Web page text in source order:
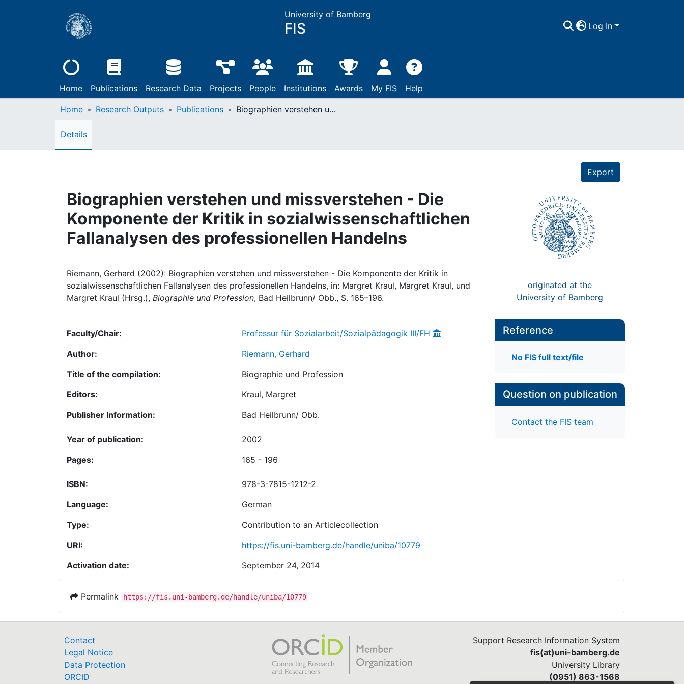
University of Bamberg
FIS Log In
Home Publications Research Data Projects People Institutions Awards My FIS Help
Home Research Outputs Publications Biographien verstehen und missverstehen - Die Komponente der Kritik in sozialwissenschaftlichen Fallanalysen des professionellen Handelns
Details
Export
Biographien verstehen und missverstehen - Die
Komponente der Kritik in sozialwissenschaftlichen
Fallanalysen des professionellen Handelns
Riemann, Gerhard (2002): Biographien verstehen und missverstehen - Die Komponente der Kritik in
sozialwissenschaftlichen Fallanalysen des professionellen Handelns, in: Margret Kraul, Margret Kraul, und
Margret Kraul (Hrsg.), Biographie und Profession, Bad Heilbrunn/ Obb., S. 165–196.
originated at the
University of Bamberg
Faculty/Chair:
Professur für Sozialarbeit/Sozialpädagogik III/FH
Author:
Riemann, Gerhard
Title of the compilation:
Biographie und Profession
Editors:
Kraul, Margret
Publisher Information:
Bad Heilbrunn/ Obb.
Year of publication:
2002
Pages:
165 - 196
ISBN:
978-3-7815-1212-2
Language:
German
Type:
Contribution to an Articlecollection
URI:
https://fis.uni-bamberg.de/handle/uniba/10779
Activation date:
September 24, 2014
Reference
No FIS full text/file
Question on publication
Contact the FIS team
Permalink https://fis.uni-bamberg.de/handle/uniba/10779
Contact
Legal Notice
Data Protection
ORCID
Support Research Information System
fis(at)uni-bamberg.de
University Library
(0951) 863-1568